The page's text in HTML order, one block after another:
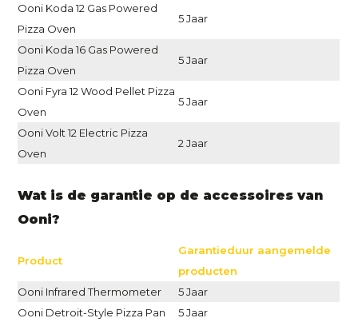
Ooni Koda 12 Gas Powered
Pizza Oven
5 Jaar
Ooni Koda 16 Gas Powered
Pizza Oven
5 Jaar
Ooni Fyra 12 Wood Pellet Pizza
Oven
5 Jaar
Ooni Volt 12 Electric Pizza
Oven
2 Jaar
Wat is de garantie op de accessoires van
Ooni?
Product
Garantieduur aangemelde
producten
Ooni Infrared Thermometer
5 Jaar
Ooni Detroit-Style Pizza Pan
5 Jaar